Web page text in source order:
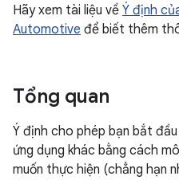
Hãy xem tài liệu về Ý định
Automotive để biết thêm
Tổng quan
Ý định cho phép bạn bắt
ứng dụng khác bằng cách
muốn thực hiện (chẳng hạn